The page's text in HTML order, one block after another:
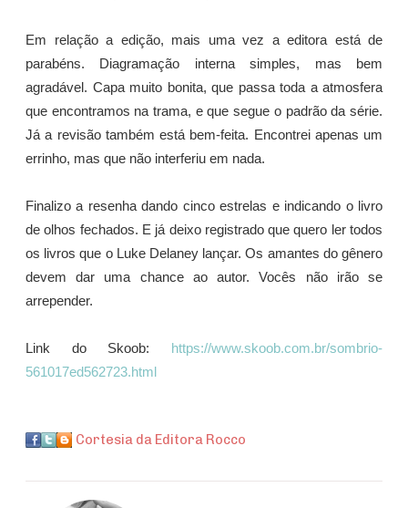
Em relação a edição, mais uma vez a editora está de
parabéns. Diagramação interna simples, mas bem
agradável. Capa muito bonita, que passa toda a atmosfera
que encontramos na trama, e que segue o padrão da série.
Já a revisão também está bem-feita. Encontrei apenas um
errinho, mas que não interferiu em nada.
Finalizo a resenha dando cinco estrelas e indicando o livro
de olhos fechados. E já deixo registrado que quero ler todos
os livros que o Luke Delaney lançar. Os amantes do gênero
devem dar uma chance ao autor. Vocês não irão se
arrepender.
Link do Skoob:
https://www.skoob.com.br/sombrio-
561017ed562723.html
Cortesia da Editora Rocco